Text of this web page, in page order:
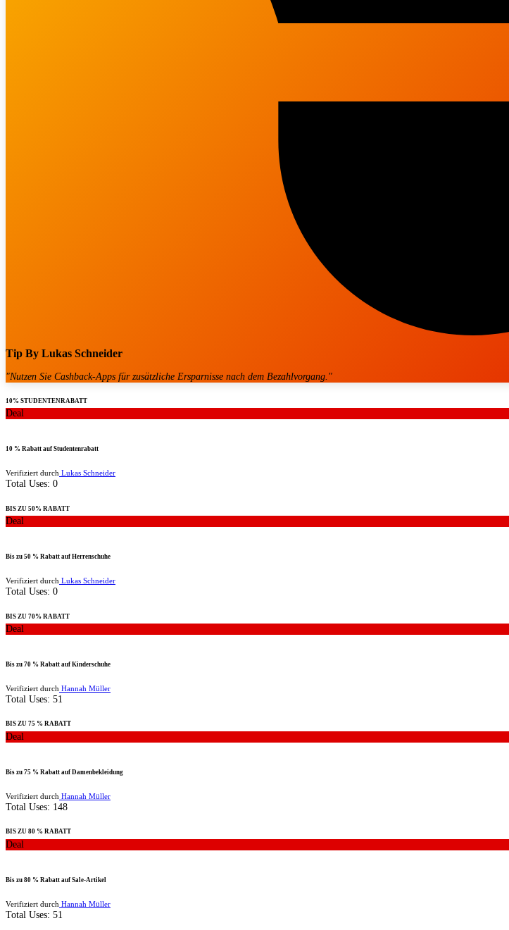
Tip By Lukas Schneider
"Nutzen Sie Cashback-Apps für zusätzliche Ersparnisse nach dem Bezahlvorgang. "
10% STUDENTENRABATT
Deal
10 % Rabatt auf Studentenrabatt
Verifiziert durch Lukas Schneider
Total Uses: 0
BIS ZU 50% RABATT
Deal
Bis zu 50 % Rabatt auf Herrenschuhe
Verifiziert durch Lukas Schneider
Total Uses: 0
BIS ZU 70% RABATT
Deal
Bis zu 70 % Rabatt auf Kinderschuhe
Verifiziert durch Hannah Müller
Total Uses: 51
BIS ZU 75 % RABATT
Deal
Bis zu 75 % Rabatt auf Damenbekleidung
Verifiziert durch Hannah Müller
Total Uses: 148
BIS ZU 80 % RABATT
Deal
Bis zu 80 % Rabatt auf Sale-Artikel
Verifiziert durch Hannah Müller
Total Uses: 51